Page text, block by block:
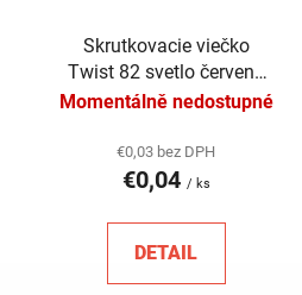
Skrutkovacie viečko
Twist 82 svetlo červené
RTS
Momentálně nedostupné
€0,03 bez DPH
€0,04 / ks
DETAIL